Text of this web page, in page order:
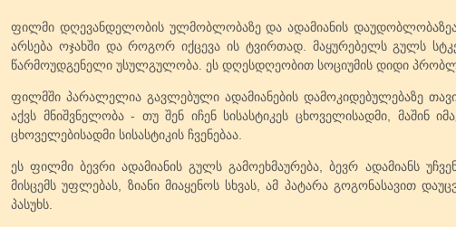
ფილმი დღევანდელობის ულმობლობაზე და ადამიანის
არსება ოჯახში და როგორ იქცევა ის ტვირთად. მაყურებელს გულს
წარმოუდგენელი უსულგულობა. ეს დღესდღეობით სოციუმის დიდი
ფილმში პარალელია გავლებული ადამიანების დამოკიდებულებაზე
აქვს მნიშვნელობა - თუ შენ იჩენ სისასტიკეს ცხოველისადმი, მაშინ
ცხოველებისადმი სისასტიკის ჩვენებაა.
ეს ფილმი ბევრი ადამიანის გულს გამოეხმაურება, ბევრ ადამიანს
მისცემს უფლებას, ზიანი მიაყენოს სხვას, ამ პატარა გოგონასავით
პასუხს.